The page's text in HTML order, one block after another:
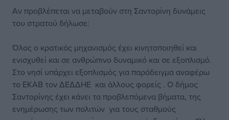
Αν προβλέπεται να μεταβούν στη Σαντορίνη δυνάμεις
του στρατού δήλωσε:
Όλος ο κρατικός μηχανισμός έχει κινητοποιηθεί και
ενισχυθεί και σε ανθρώπινο δυναμικό και σε εξοπλισμό.
Στο νησί υπάρχει εξοπλισμός για παράδειγμα αναφέρω
το ΕΚΑΒ τον ΔΕΔΔΗΕ και άλλους φορείς . Ο δήμος
Σαντορίνης έχει κάνει τα προβλεπόμενα βήματα, της
ενημέρωσης των πολιτών για τους σταθμούς